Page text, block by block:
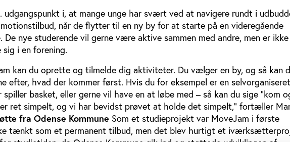
udgangspunkt i, at mange unge har svært ved at navigere rundt i
når de flytter til en ny by for at starte på en videregående
De nye studerende vil gerne være aktive sammen med andre, men er
i en forening.
kan du oprette og tilmelde dig aktiviteter. Du vælger en by, og så kan
efter, hvad der kommer først. Hvis du for eksempel er en selvorganiseret
spiller basket, eller gerne vil have en at løbe med – så kan du sige ”kom
ret simpelt, og vi har bevidst prøvet at holde det simpelt,” fortæller
fra Odense Kommune Som et studieprojekt var MoveJam i første
tænkt som et permanent tilbud, men det blev hurtigt et